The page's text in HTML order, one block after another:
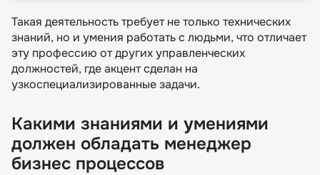
Такая деятельность требует не только технических
знаний, но и умения работать с людьми, что отличает
эту профессию от других управленческих
должностей, где акцент сделан на
узкоспециализированные задачи.
Какими знаниями и умениями
должен обладать менеджер
бизнес процессов